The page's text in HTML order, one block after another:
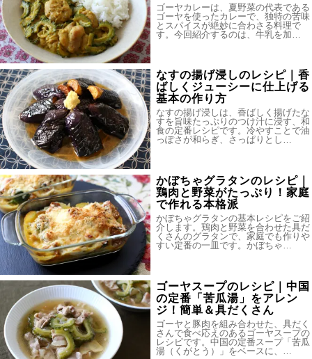
ゴーヤカレーは、夏野菜の代表である
ゴーヤを使ったカレーで、独特の苦味
とスパイスが絶妙に合わさる料理で
す。今回紹介するのは、牛乳を加…
なすの揚げ浸しのレシピ｜香
ばしくジューシーに仕上げる
基本の作り方
なすの揚げ浸しは、香ばしく揚げたな
すを旨味たっぷりのつけ汁に浸す、和
食の定番レシピです。冷やすことで油
っぽさが和らぎ、さっぱりとし…
かぼちゃグラタンのレシピ｜
鶏肉と野菜がたっぷり！家庭
で作れる本格派
かぼちゃグラタンの基本レシピをご紹
介します。鶏肉と野菜を合わせた具だ
くさんのグラタンで、家庭でも作りや
すい定番の一皿です。かぼちゃ…
ゴーヤスープのレシピ｜中国
の定番「苦瓜湯」をアレン
ジ！簡単＆具だくさん
ゴーヤと豚肉を組み合わせた、具だく
さんで食べ応えのあるゴーヤスープの
レシピです。中国の定番スープ「苦瓜
湯（くがとう）」をベースに、…